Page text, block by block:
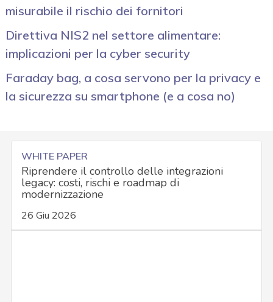
misurabile il rischio dei fornitori
Direttiva NIS2 nel settore alimentare:
implicazioni per la cyber security
Faraday bag, a cosa servono per la privacy e
la sicurezza su smartphone (e a cosa no)
WHITE PAPER
Riprendere il controllo delle integrazioni
legacy: costi, rischi e roadmap di
modernizzazione
26 Giu 2026